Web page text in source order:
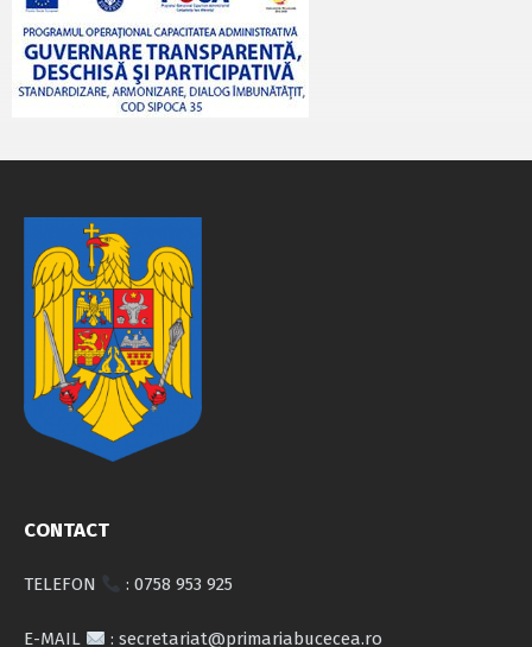
CONTACT
TELEFON : 0758 953 925
E-MAIL : secretariat@primariabucecea.ro